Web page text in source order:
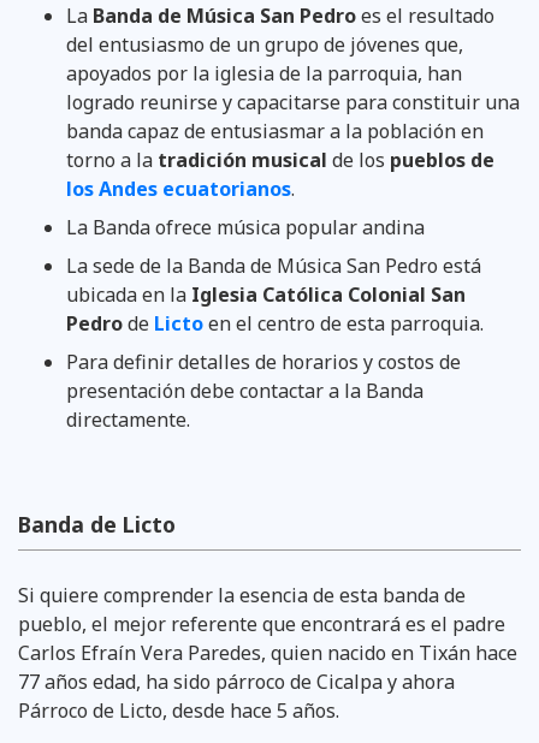
La Banda de Música San Pedroes el resultado
del entusiasmo de un grupo de jóvenes que,
apoyados por la iglesia de la parroquia, han
logrado reunirse y capacitarse para constituir una
banda capaz de entusiasmar a la población en
torno a la tradición musical de los pueblos de
los Andes ecuatorianos.
La Banda ofrece música popular andina
La sede de la Banda de Música San Pedro está
ubicada en la Iglesia Católica Colonial San
Pedrode Lictoen el centro de esta parroquia.
Para definir detalles de horarios y costos de
presentación debe contactar a la Banda
directamente.
Banda de Licto
Si quiere comprender la esencia de esta banda de
pueblo, el mejor referente que encontrará es el padre
Carlos Efraín Vera Paredes, quien nacido en Tixán hace
77 años edad, ha sido párroco de Cicalpa y ahora
Párroco de Licto, desde hace 5 años.